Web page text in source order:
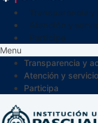
Menu
Transparencia y
Atención y
Participa